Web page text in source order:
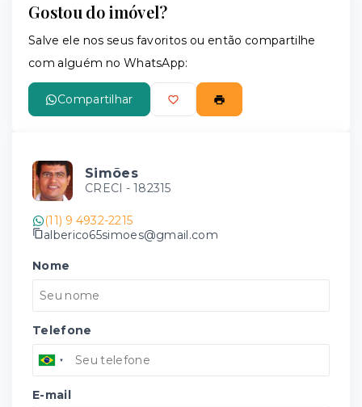
Gostou do imóvel?
Salve ele nos seus favoritos ou então compartilhe
com alguém no WhatsApp:
Compartilhar
Simões
CRECI - 182315
(11) 9 4932-2215
alberico65simoes@gmail.com
Nome
Telefone
E-mail